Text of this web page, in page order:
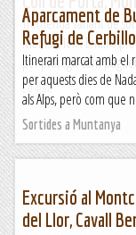
Tremenda variant de
Montse, Ioli i Emili.
per protegir com
Lo gall
Aparcament de
Refugi de
Itinerari marcat amb el
per aquests dies de
als Alps, però com que
Sortides a Muntanya
Excursió al
del Llor, Cavall